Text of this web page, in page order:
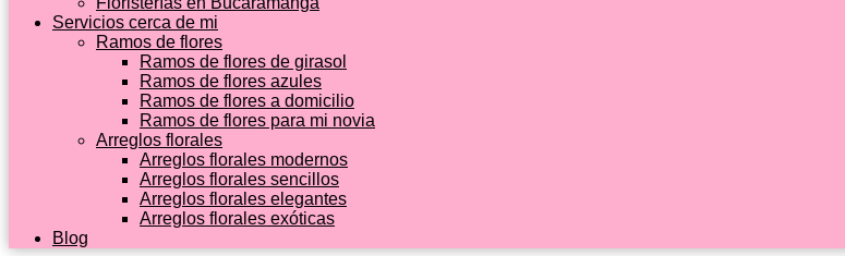
Servicios cerca de mi
Ramos de flores
Ramos de flores de girasol
Ramos de flores azules
Ramos de flores a domicilio
Ramos de flores para mi novia
Arreglos florales
Arreglos florales modernos
Arreglos florales sencillos
Arreglos florales elegantes
Arreglos florales exóticas
Blog